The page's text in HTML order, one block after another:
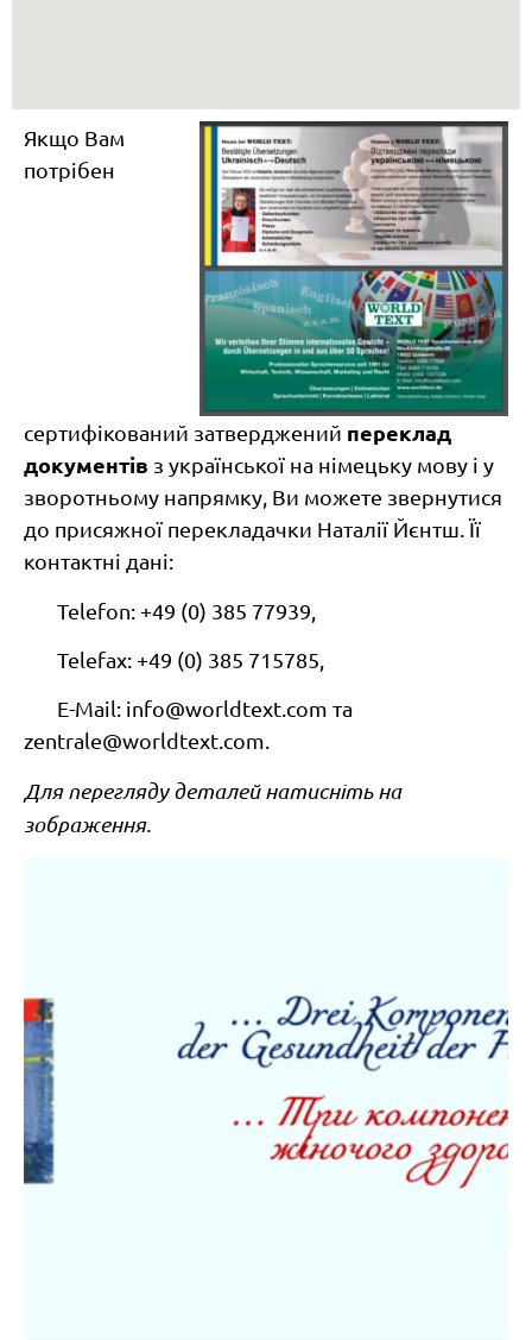
Якщо Вам
потрібен
сертифікований затверджений переклад
документів з української на німецьку мову і у
зворотньому напрямку, Ви можете звернутися
до присяжної перекладачки Наталії Йєнтш. Її
контактні дані:
Telefon: +49 (0) 385 77939,
Telefax: +49 (0) 385 715785,
E-Mail: info@worldtext.com та
zentrale@worldtext.com.
Для перегляду деталей натисніть на
зображення.